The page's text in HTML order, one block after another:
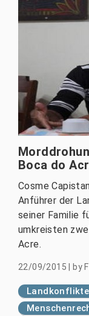
Boca do
Cosme
Anführer der
seiner Familie
umkreisten
Acre.
22/09/2015 by